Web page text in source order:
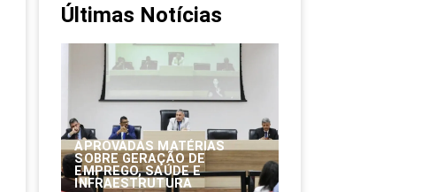
Últimas Notícias
APROVADAS MATÉRIAS
SOBRE GERAÇÃO DE
EMPREGO, SAÚDE E
INFRAESTRUTURA